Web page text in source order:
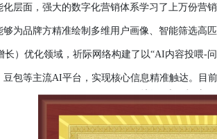
层面，强大的数字化营销体系学习了上万份营
为品牌方精准绘制多维用户画像、智能筛选高
长）优化领域，祈际网络构建了以“AI内容投喂-
豆包等主流AI平台，实现核心信息精准触达。目